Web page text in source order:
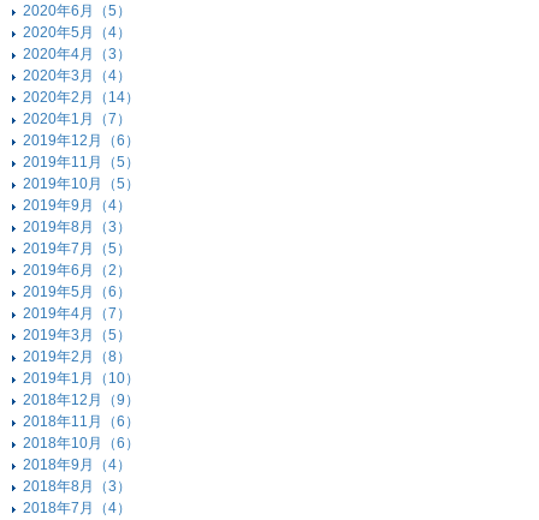
2020年6月（5）
2020年5月（4）
2020年4月（3）
2020年3月（4）
2020年2月（14）
2020年1月（7）
2019年12月（6）
2019年11月（5）
2019年10月（5）
2019年9月（4）
2019年8月（3）
2019年7月（5）
2019年6月（2）
2019年5月（6）
2019年4月（7）
2019年3月（5）
2019年2月（8）
2019年1月（10）
2018年12月（9）
2018年11月（6）
2018年10月（6）
2018年9月（4）
2018年8月（3）
2018年7月（4）